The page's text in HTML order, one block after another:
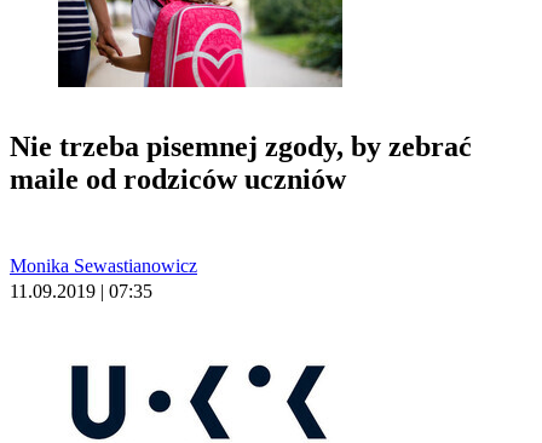
Nie trzeba pisemnej zgody, by zebrać
maile od rodziców uczniów
Monika Sewastianowicz
11.09.2019 | 07:35